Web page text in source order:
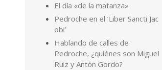
El día «de la matanza»
Pedroche en el ‘Liber Sancti Jac
obi’
Hablando de calles de
Pedroche, ¿quiénes son Miguel
Ruiz y Antón Gordo?